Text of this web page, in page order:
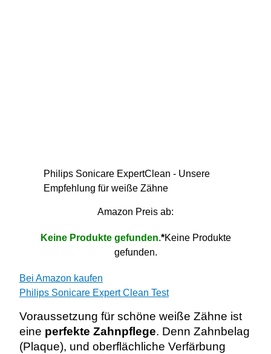
Philips Sonicare ExpertClean - Unsere
Empfehlung für weiße Zähne
Amazon Preis ab:
Keine Produkte gefunden.*Keine Produkte
gefunden.
Bei Amazon kaufen
Philips Sonicare Expert Clean Test
Voraussetzung für schöne weiße Zähne ist
eine perfekte Zahnpflege. Denn Zahnbelag
(Plaque), und oberflächliche Verfärbung